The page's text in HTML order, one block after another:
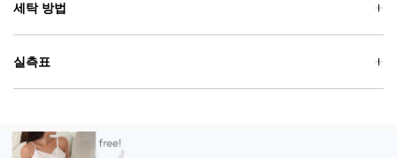
세탁 방법
실측표